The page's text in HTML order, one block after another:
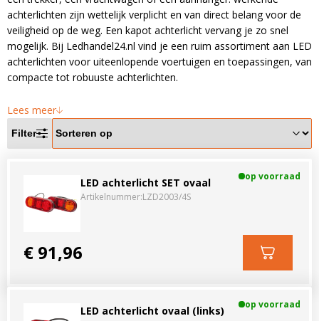
LED voordeelpakketten
Overige producten
Blog
Ervaringen
Klantenservice
info@ledhandel24.nl
LED voordeelpakketten
Overige producten
Bekijk alles
achterlichten zijn wettelijk verplicht en van direct belang voor de
veiligheid op de weg. Een kapot achterlicht vervang je zo snel
mogelijk. Bij Ledhandel24.nl vind je een ruim assortiment aan LED
achterlichten voor uiteenlopende voertuigen en toepassingen, van
compacte tot robuuste achterlichten.
Lees meer
Filter
LED achterlicht SET ovaal
Artikelnummer:LZD2003/4S
op voorraad
€ 91,96
LED achterlicht ovaal (links) op voorraad